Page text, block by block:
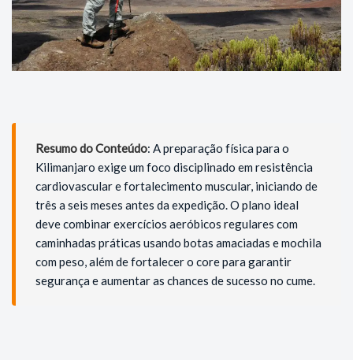
Resumo do Conteúdo: A preparação física para o
Kilimanjaro exige um foco disciplinado em resistência
cardiovascular e fortalecimento muscular, iniciando de
três a seis meses antes da expedição. O plano ideal
deve combinar exercícios aeróbicos regulares com
caminhadas práticas usando botas amaciadas e mochila
com peso, além de fortalecer o core para garantir
segurança e aumentar as chances de sucesso no cume.